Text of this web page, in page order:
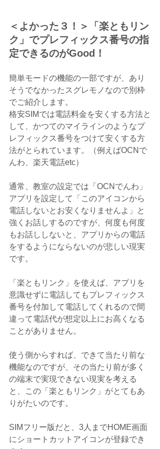
＜よかった３！＞「楽ともリン
ク」でプレフィックス番号の指
定できるのがGood！
簡単モードの機能の一部ですが、あり
そうでなかったスグレモノなので別枠
でご紹介します。
格安SIMでは電話料金を安くする方法と
して、かつてのマイラインのようなプ
レフィックス番号をつけて安くする方
法がとられています。（例えばOCNで
んわ、楽天電話etc）
通常、教室の設定では「OCNでんわ」
アプリを設定して「このアイコンから
電話しないとお安くなりませんよ」と
強くお話しするのですが、何度も何度
もお話ししないと、アプリからの電話
をするようにならないのが悲しい現実
です。
「楽ともリンク」を使えば、アプリを
意識せずに電話してもプレフィックス
番号を付加して電話してくれるので間
違って電話代が想定以上にお高くなる
ことがありません。
使う側からすれば、できて当たり前な
機能なのですが、その当たり前が多く
の端末で実現できない現実を考える
と、この「楽ともリンク」がとてもあ
りがたいのです。
SIMフリー版だと、3人までHOME画面
にショートカットアイコンが登録でき